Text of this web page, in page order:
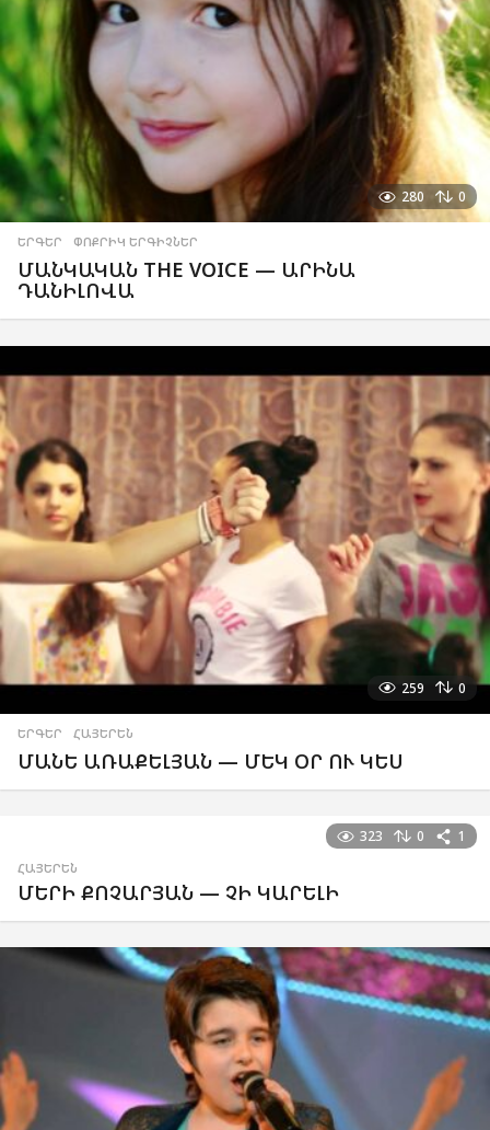
280 0
ԵՐԳԵՐ ,ՓՈՔՐԻԿ ԵՐԳԻՉՆԵՐ
ՄԱՆԿԱԿԱՆ THE VOICE — ԱՐԻՆԱ
ԴԱՆԻԼՈՎԱ
259 0
ԵՐԳԵՐ ,ՀԱՅԵՐԵՆ
ՄԱՆԵ ԱՌԱՔԵԼՅԱՆ — ՄԵԿ ՕՐ ՈՒ ԿԵՍ
323 0 1
ՀԱՅԵՐԵՆ
ՄԵՐԻ ՔՈՉԱՐՅԱՆ — ՉԻ ԿԱՐԵԼԻ